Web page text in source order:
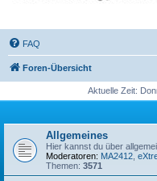
FAQ
Foren-Übersicht
Aktuelle Zeit:
Allgemeines
Hier kannst du über
Moderatoren: MA2412
Themen: 3571